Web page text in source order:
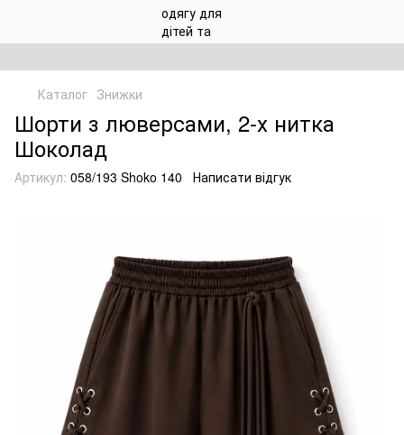
Каталог Знижки
Шорти з люверсами, 2-х нитка
Шоколад
Артикул: 058/193 Shoko 140 Написати відгук